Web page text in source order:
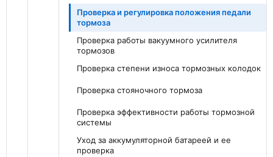
Проверка и регулировка положения педали
тормоза
Проверка работы вакуумного усилителя
тормозов
Проверка степени износа тормозных колодок
Проверка стояночного тормоза
Проверка эффективности работы тормозной
системы
Уход за аккумуляторной батареей и ее
проверка